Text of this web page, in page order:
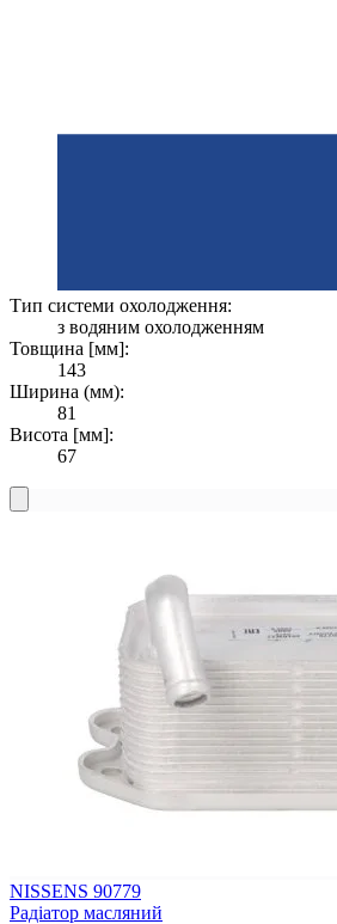
Тип системи охолодження:
з водяним охолодженням
Товщина [мм]:
143
Ширина (мм):
81
Висота [мм]:
67
NISSENS 90779
Радіатор масляний